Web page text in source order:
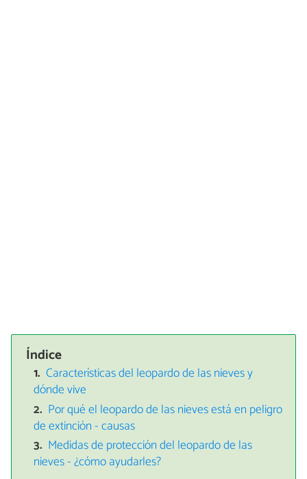
Índice
Características del leopardo de las nieves y
dónde vive
Por qué el leopardo de las nieves está en peligro
de extinción - causas
Medidas de protección del leopardo de las
nieves - ¿cómo ayudarles?